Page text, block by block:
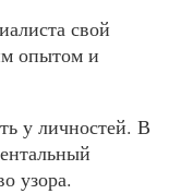
свой
опытом и
у личностей. В
узора.